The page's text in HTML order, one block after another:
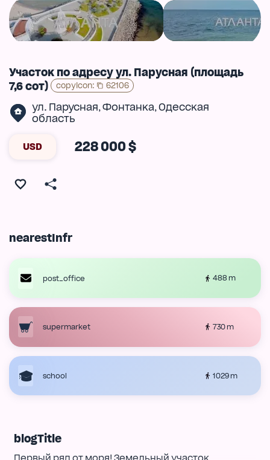
Участок по адресу ул. Парусная (площадь
7,6 сот)
copyIcon: 62106
ул. Парусная,Фонтанка,Одесская
область
USD 228 000 $
nearestInfr
post_office 488 m
supermarket 730 m
school 1029 m
blogTitle